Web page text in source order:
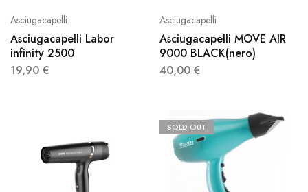
Asciugacapelli
Asciugacapelli Labor
infinity 2500
19,90 €
Asciugacapelli
Asciugacapelli MOVE AIR
9000 BLACK(nero)
40,00 €
SOLD OUT